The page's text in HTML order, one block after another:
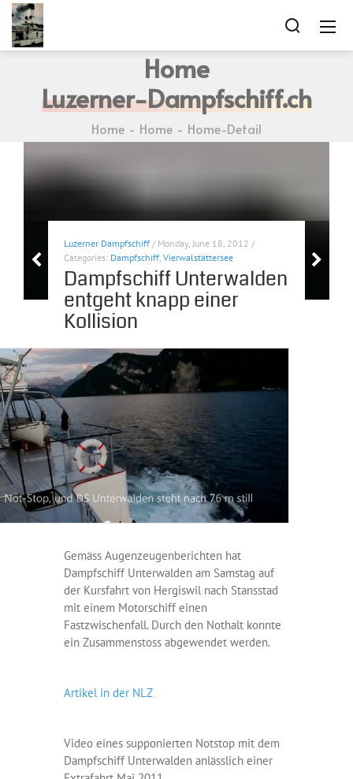
Home
Luzerner-Dampfschiff.ch
Home Home Home-Detail
Luzerner Dampfschiff / Monday, June 18, 2012 /
Categories: Dampfschiff,Vierwalstättersee
Dampfschiff Unterwalden
entgeht knapp einer
Kollision
Gemäss Augenzeugenberichten hat
Dampfschiff Unterwalden am Samstag auf
der Kursfahrt von Hergiswil nach Stansstad
mit einem Motorschiff einen
Fastzwischenfall. Durch den Nothalt konnte
ein Zusammenstoss abgewendet werden.
Artikel in der NLZ
Video eines supponierten Notstop mit dem
Dampfschiff Unterwalden anlässlich einer